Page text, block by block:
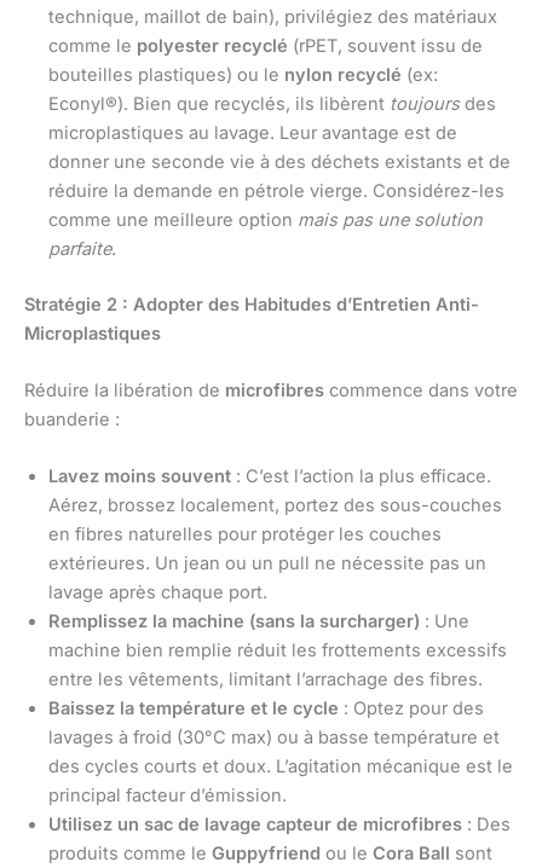
technique, maillot de bain), privilégiez des matériaux
comme le polyester recyclé (rPET, souvent issu de
bouteilles plastiques) ou le nylon recyclé (ex:
Econyl®). Bien que recyclés, ils libèrent toujoursdes
microplastiques au lavage. Leur avantage est de
donner une seconde vie à des déchets existants et de
réduire la demande en pétrole vierge. Considérez-les
comme une meilleure option mais pas une solution
parfaite.
Stratégie 2 : Adopter des Habitudes d’Entretien Anti-
Microplastiques
Réduire la libération de microfibres commence dans votre
buanderie :
Lavez moins souvent : C’est l’action la plus efficace.
Aérez, brossez localement, portez des sous-couches
en fibres naturelles pour protéger les couches
extérieures. Un jean ou un pull ne nécessite pas un
lavage après chaque port.
Remplissez la machine (sans la surcharger) : Une
machine bien remplie réduit les frottements excessifs
entre les vêtements, limitant l’arrachage des fibres.
Baissez la température et le cycle : Optez pour des
lavages à froid (30°C max) ou à basse température et
des cycles courts et doux. L’agitation mécanique est le
principal facteur d’émission.
Utilisez un sac de lavage capteur de microfibres : Des
produits comme le Guppyfriend ou le Cora Ball sont